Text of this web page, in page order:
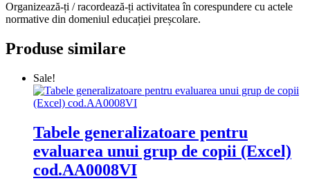
Organizează-ți / racordează-ți activitatea în corespundere cu actele
normative din domeniul educației preșcolare.
Produse similare
Sale!
Tabele generalizatoare pentru
evaluarea unui grup de copii (Excel)
cod.AA0008VI